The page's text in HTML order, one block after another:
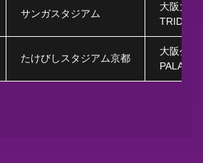
サンガスタジアム
大阪大学
たけびしスタジアム京都
大阪公立